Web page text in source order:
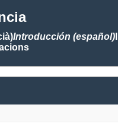
Introducción (español)